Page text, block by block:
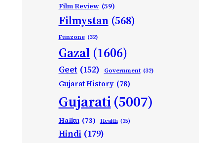
Film Review (59)
Filmystan (568)
Funzone (32)
Gazal (1606)
Geet (152) Government (32)
Gujarat History (78)
Gujarati(5007)
Haiku (73) Health (25)
Hindi (179)